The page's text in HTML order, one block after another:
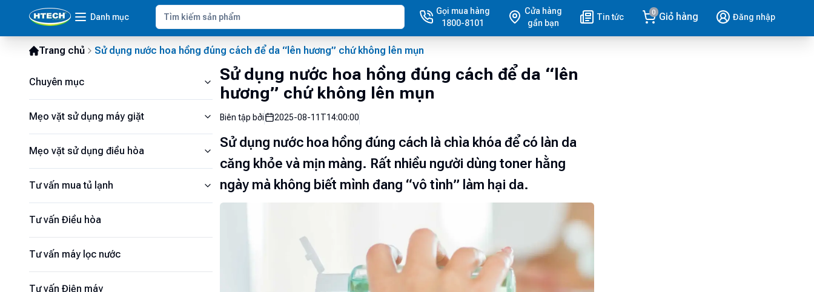
Danh mục
Gọi mua hàng
1800-8101
Cửa hàng
gần bạn
Tin tức 0 Giỏ hàng Đăng nhập
Trang chủ Sử dụng nước hoa hồng đúng cách để da “lên hương” chứ không lên mụn
Chuyên mục
Mẹo vặt sử dụng máy giặt
Mẹo vặt sử dụng điều hòa
Tư vấn mua tủ lạnh
Tư vấn Điều hòa
Tư vấn máy lọc nước
Tư vấn Điện máy
Sử dụng nước hoa hồng đúng cách để da “lên
hương” chứ không lên mụn
Biên tập bởi 2025-08-11T14:00:00
Sử dụng nước hoa hồng đúng cách là chìa khóa để có làn da
căng khỏe và mịn màng. Rất nhiều người dùng toner hằng
ngày mà không biết mình đang “vô tình” làm hại da.